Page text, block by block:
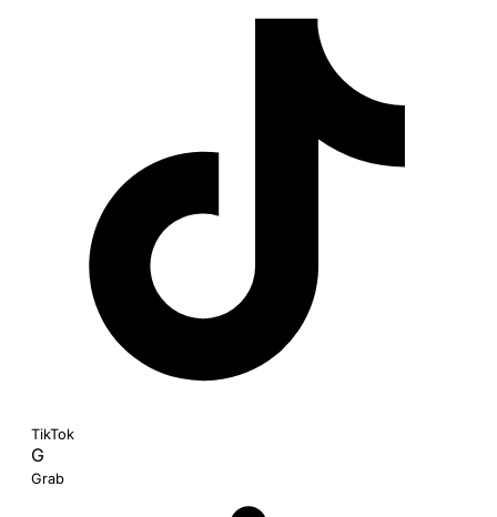
TikTok
G
Grab